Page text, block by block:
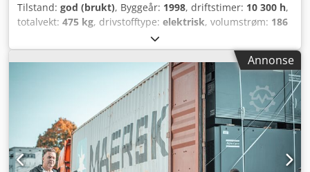
Tilstand: god (brukt), Byggeår: 1998, driftstimer: 10 300 h,
totalvekt: 475 kg, drivstofftype: elektrisk, volumstrøm: 186
, trykk (maks.):
Kompressor 22 kW, 3,1 m3/min, ATLAS COPCO GA22
skruekompressor Velholdt 22 kW skruekompressor til salgs.
Produsent: Atlas Copco GA22 SP Driftstimer: 10 350
Byggeår: 1999 Kapasitet: 3,1 m3/minutt Djdpfxstxpd Ij
Akhjck Trykk: 10 bar Effekt: 22 kW Hovedmotorens turtall:
3000/min Nettovekt: 405 kg Dimensjoner: mm (L x B x H)
Støynivå: 66 dB Servicehefte, koblingsskjema.
Annonse